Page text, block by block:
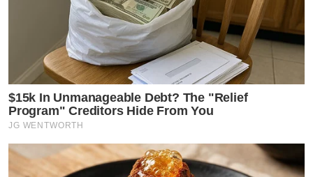
$15k In Unmanageable Debt? The "Relief
Program" Creditors Hide From You
JG WENTWORTH